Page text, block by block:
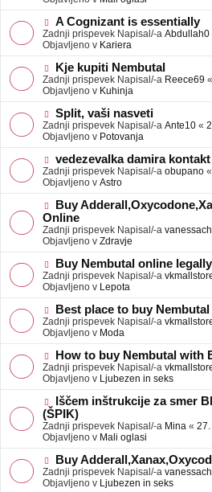
v
e
o
b
j
a
v
e
N
o
v
e
o
b
j
a
v
e
A Cognizant is essentially
Zadnji prispevek Napisal/-a Abdullah0
Objavljeno v Kariera
N
o
v
e
o
b
j
a
v
e
Kje kupiti Nembutal
Zadnji prispevek Napisal/-a Reece69 «
Objavljeno v Kuhinja
N
o
v
e
o
b
j
a
v
e
Split, vaši nasveti
Zadnji prispevek Napisal/-a Ante10 «
Objavljeno v Potovanja
N
o
v
e
o
b
j
a
v
e
vedezevalka damira kontakt
Zadnji prispevek Napisal/-a obupano «
Objavljeno v Astro
N
o
v
e
o
b
j
a
v
e
Buy
Online
Zadnji prispevek Napisal/-a
Objavljeno v Zdravje
N
o
v
e
o
b
j
a
v
e
Buy Nembutal online
Zadnji prispevek Napisal/-a
Objavljeno v Lepota
N
o
v
e
o
b
j
a
v
e
Best place to buy Nembutal
Zadnji prispevek Napisal/-a
Objavljeno v Moda
N
o
v
e
o
b
j
a
v
e
How to buy Nembutal with
Zadnji prispevek Napisal/-a
Objavljeno v Ljubezen in seks
N
o
v
e
o
b
j
a
Iščem inštrukcije za smer
(ŠPIK)
Zadnji prispevek Napisal/-a Mina « 27.
Objavljeno v Mali oglasi
N
o
v
Buy
Zadnji prispevek Napisal/-a
Objavljeno v Ljubezen in seks